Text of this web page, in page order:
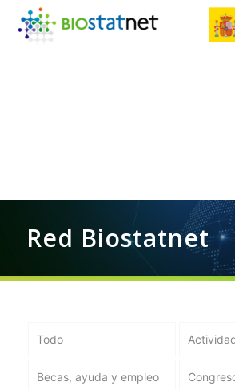
Red Biostatnet
Todo
Becas, ayuda y empleo